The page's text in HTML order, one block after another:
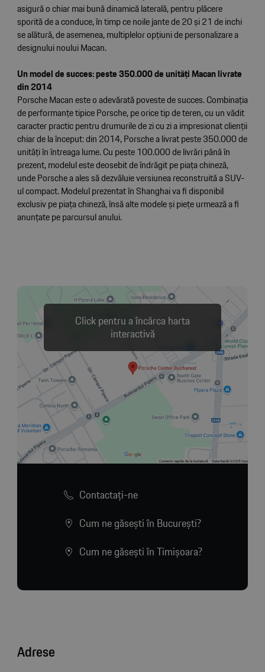
asigură o chiar mai bună dinamică laterală, pentru plăcere
sporită de a conduce, în timp ce noile jante de 20 și 21 de inchi
se alătură, de asemenea, multiplelor opțiuni de personalizare a
designului noului Macan.
Un model de succes: peste 350.000 de unități Macan livrate
din 2014
Porsche Macan este o adevărată poveste de succes. Combinația
de performanțe tipice Porsche, pe orice tip de teren, cu un vădit
caracter practic pentru drumurile de zi cu zi a impresionat clienții
chiar de la început: din 2014, Porsche a livrat peste 350.000 de
unități în întreaga lume. Cu peste 100.000 de livrări până în
prezent, modelul este deosebit de îndrăgit pe piața chineză,
unde Porsche a ales să dezvăluie versiunea reconstruită a SUV-
ul compact. Modelul prezentat în Shanghai va fi disponibil
exclusiv pe piața chineză, însă alte modele și piețe urmează a fi
anunțate pe parcursul anului.
Click pentru a încărca harta
interactivă
Contactaţi-ne
Cum ne găsești în București?
Cum ne găsești în Timișoara?
Adrese